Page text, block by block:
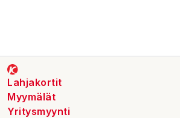
Lahjakortit
Myymälät
Yritysmyynti